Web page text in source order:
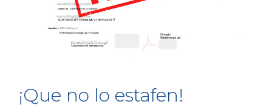
¡Que no lo estafen!